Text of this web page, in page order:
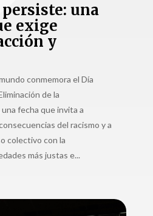
una
exige
y
conmemora el Día
de la
fecha que invita a
del racismo y a
colectivo con la
más justas e...